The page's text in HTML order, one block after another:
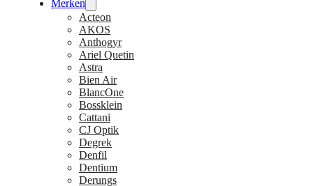
Merken
Acteon
AKOS
Anthogyr
Ariel Quetin
Astra
Bien Air
BlancOne
Bossklein
Cattani
CJ Optik
Degrek
Denfil
Dentium
Derungs